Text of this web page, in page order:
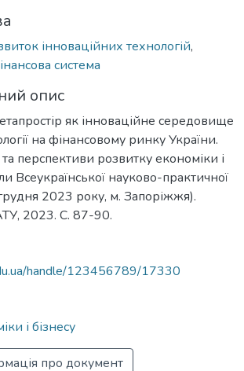
інноваційних технологій,
система
опис
як інноваційне середовище
на фінансовому ринку України.
перспективи розвитку економіки і
Всеукраїнської науково-практичної
2023 року, м. Запоріжжя).
2023. С. 87-90.
handle/123456789/17330
і бізнесу
про документ